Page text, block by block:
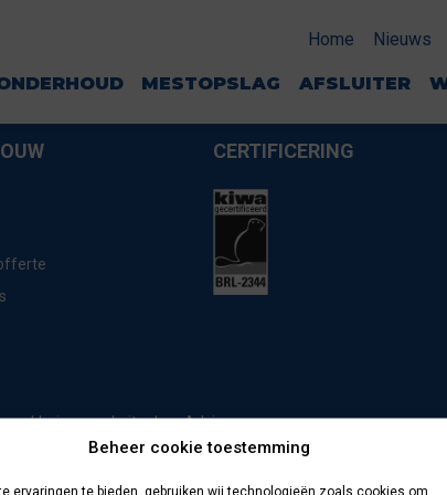
Beheer cookie toestemming
ervaringen te bieden, gebruiken wij technologieën zoals cookies om
Home Nieuws
MESTOPSLAG AFSLUITER
CERTIFICERING
website doorAdvice